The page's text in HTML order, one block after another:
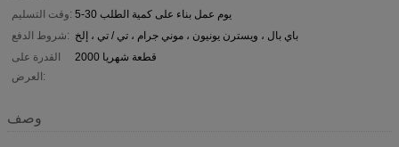
وقت التسليم:
5-30 يوم عمل بناء على كمية الطلب
شروط الدفع: باي بال ، ويسترن يونيون ، موني جرام ، تي / تي ، إلخ
القدرة على
العرض:
2000 قطعة شهريا
وصف